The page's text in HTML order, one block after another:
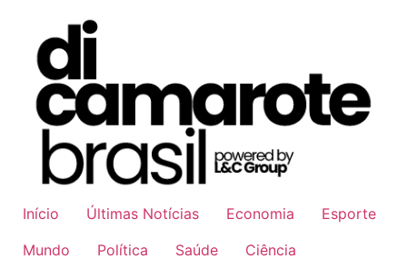
conteúdo
Início Últimas Notícias Economia
Esporte
Mundo
Política Saúde
Ciência